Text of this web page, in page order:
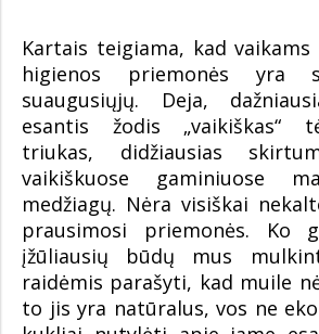
Kartais teigiama, kad
higienos priemonės yra
suaugusiųjų. Deja,
esantis žodis „vaikiškas“
triukas, didžiausias
vaikiškuose gaminiuose
medžiagų. Nėra visiškai
prausimosi priemonės. Ko
įžūliausių būdų mus
raidėmis parašyti, kad muile
to jis yra natūralus, vos ne